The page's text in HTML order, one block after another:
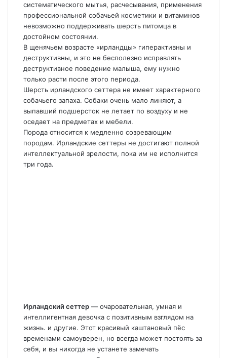
систематического мытья, расчесывания, применения
профессиональной собачьей косметики и витаминов
невозможно поддерживать шерсть питомца в
достойном состоянии.
В щенячьем возрасте «ирландцы» гиперактивны и
деструктивны, и это не бесполезно исправлять
деструктивное поведение малыша, ему нужно
только расти после этого периода.
Шерсть ирландского сеттера не имеет характерного
собачьего запаха. Собаки очень мало линяют, а
выпавший подшерсток не летает по воздуху и не
оседает на предметах и мебели.
Порода относится к медленно созревающим
породам. Ирландские сеттеры не достигают полной
интеллектуальной зрелости, пока им не исполнится
три года.
Ирландский сеттер — очаровательная, умная и
интеллигентная девочка с позитивным взглядом на
жизнь. и другие. Этот красивый каштановый пёс
временами самоуверен, но всегда может постоять за
себя, и вы никогда не устанете замечать